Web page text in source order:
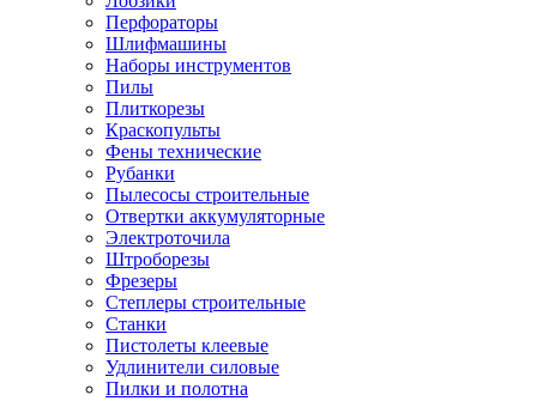
Автомобильная техника
Автозвук
Автомагнитолы
Колонки
Усилители
Модуляторы fm
Аксессуары
Электроника
Видеорегистраторы
Радар-детекторы
Парковочные радары
Навигаторы и аксессуары
Навигаторы
Камеры заднего вида
Автомобильные антенны
Сигнализации автомобильные
Перфораторы
Шлифмашины
Наборы инструментов
Пилы
Плиткорезы
Краскопульты
Фены технические
Рубанки
Пылесосы строительные
Отвертки аккумуляторные
Электроточила
Штроборезы
Фрезеры
Степлеры строительные
Станки
Пистолеты клеевые
Удлинители силовые
Пилки и полотна